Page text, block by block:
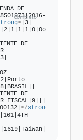
</verProc>
</ CNPJ
EM
- SEM
MUNHOZ
>
xBairro
</ cMun>
</xMun>
cPais>
DE
06-
> |3|
DE
DE
FISCAL|9|||||
</strong